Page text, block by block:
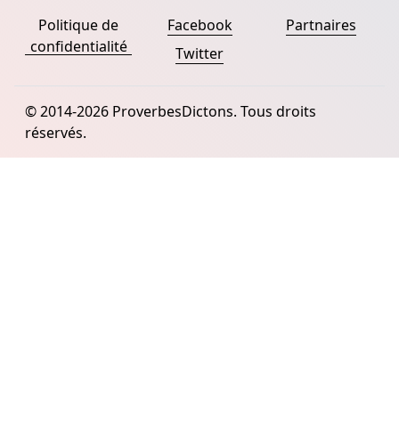
Politique de
confidentialité
Facebook
Twitter
Partnaires
© 2014-2026 ProverbesDictons. Tous droits
réservés.